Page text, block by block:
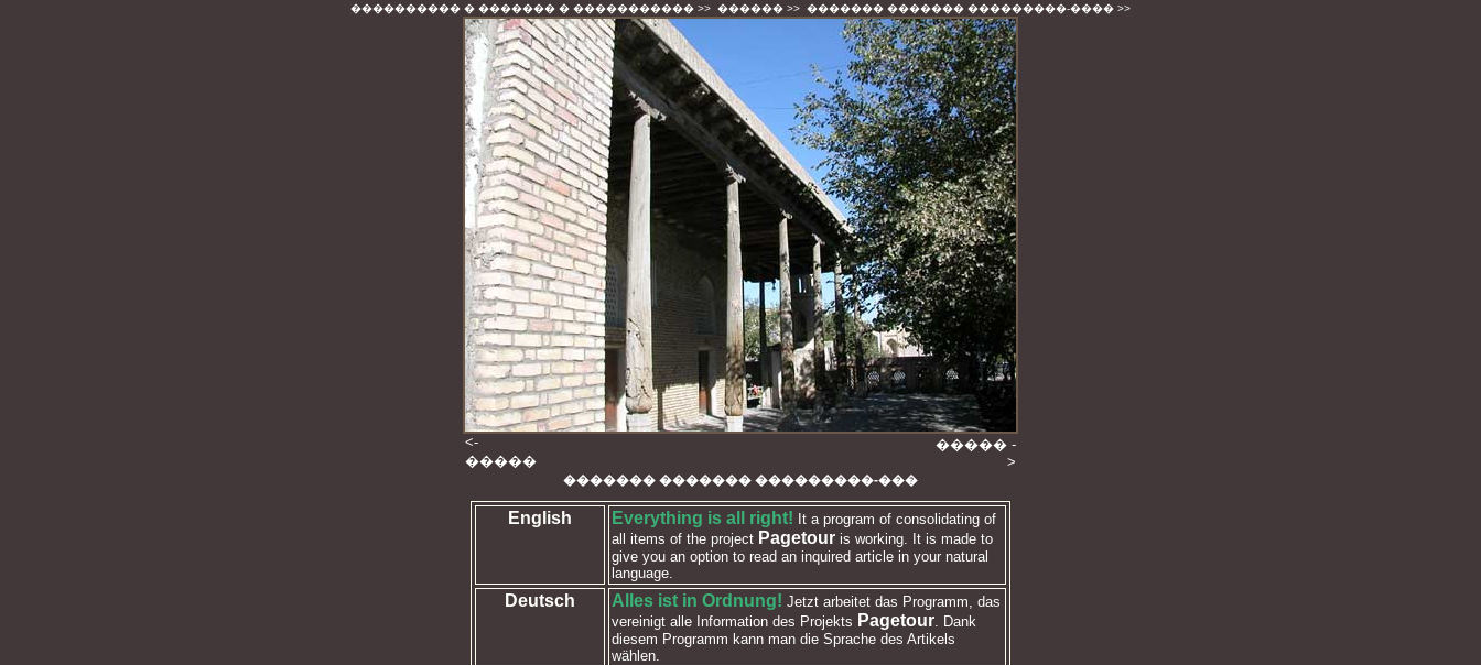
���������� � ������� � ����������� >> ������ >> ������� ������� ���������-���� >>
<-
�����
����� -
>
������� ������� ���������-���
English Everything is all right! It a program of consolidating of
all items of the project Pagetour is working. It is made to
give you an option to read an inquired article in your natural
language.
Deutsch Alles ist in Ordnung! Jetzt arbeitet das Programm, das
vereinigt alle Information des Projekts Pagetour . Dank
diesem Programm kann man die Sprache des Artikels
wählen.